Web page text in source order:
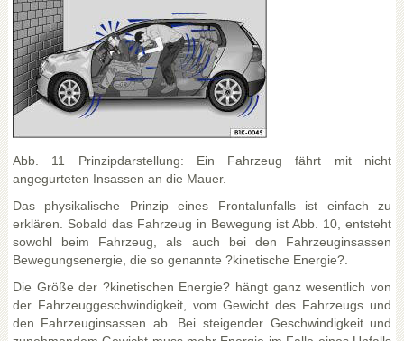
Abb. 11 Prinzipdarstellung: Ein Fahrzeug fährt mit nicht
angegurteten Insassen an die Mauer.
Das physikalische Prinzip eines Frontalunfalls ist einfach zu
erklären. Sobald das Fahrzeug in Bewegung ist Abb. 10, entsteht
sowohl beim Fahrzeug, als auch bei den Fahrzeuginsassen
Bewegungsenergie, die so genannte ?kinetische Energie?.
Die Größe der ?kinetischen Energie? hängt ganz wesentlich von
der Fahrzeuggeschwindigkeit, vom Gewicht des Fahrzeugs und
den Fahrzeuginsassen ab. Bei steigender Geschwindigkeit und